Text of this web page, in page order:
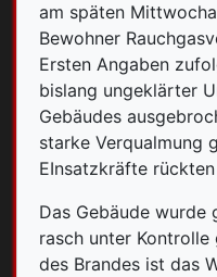
am späten
Bewohner
Ersten Angaben
bislang ungeklärter
Gebäudes
starke Verqualmung
EInsatzkräfte rückten
Das Gebäude wurde
rasch unter
des Brandes ist das